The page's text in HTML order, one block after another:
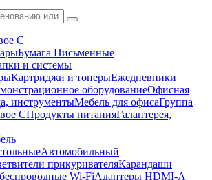
С
Бумага Письменные
и системы
Картриджи и тонерыЕжедневники
оборудованиеОфисная
инструментыМебель для офисаГруппа
СПродукты питанияГалантерея,
Автомобильный
прикуривателяКарандаши
Wi-FiАдаптеры HDMI-A